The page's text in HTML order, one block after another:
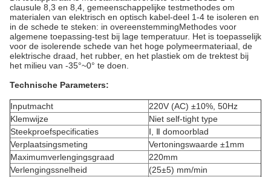
clausule 8,3 en 8,4, gemeenschappelijke testmethodes om
materialen van elektrisch en optisch kabel-deel 1-4 te isoleren en
in de schede te steken: in overeenstemmingMethodes voor
algemene toepassing-test bij lage temperatuur. Het is toepasselijk
voor de isolerende schede van het hoge polymeermateriaal, de
elektrische draad, het rubber, en het plastiek om de trektest bij
het milieu van -35°~0° te doen.
Technische Parameters:
Inputmacht
220V (AC) ±10%, 50Hz
Klemwijze
Niet self-tight type
Steekproefspecificaties
Ⅰ, Ⅱ domoorblad
Verplaatsingsmeting
Vertoningswaarde ±1mm
Maximumverlengingsgraad
220mm
Verlengingssnelheid
(25±5) mm/min